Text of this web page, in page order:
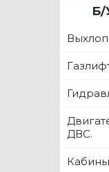
Б/
ДВС.